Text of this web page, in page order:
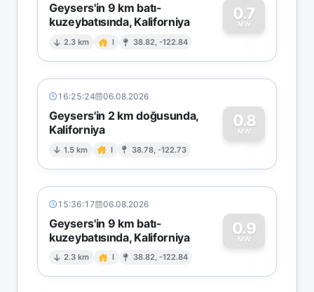
Geysers'in 9 km batı-
kuzeybatısında, Kaliforniya
2.3 km I 38.82, -122.84
0.7
MW
0
16:25:24 06.08.2026
Geysers'in 2 km doğusunda,
Kaliforniya
1.5 km I 38.78, -122.73
0.8
MW
0
15:36:17 06.08.2026
Geysers'in 9 km batı-
kuzeybatısında, Kaliforniya
2.3 km I 38.82, -122.84
0.9
MW
0